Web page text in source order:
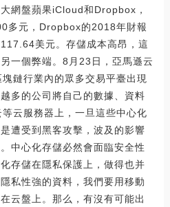
網盤蘋果iCloud和Dropbox，
多元，Dropbox的2018年財報
美元。存儲成本高昂，這
一個弊端。8月23日，亞馬遜云
鏈行業內的眾多交易平臺出現
多的公司將自己的數據、資料
云服務器上，一旦這些中心化
遭受到黑客攻擊，波及的影響
中心化存儲必然會面臨安全性
存儲在隱私保護上，做得也并
私性強的資料，我們要用移動
云盤上。那么，有沒有可能出